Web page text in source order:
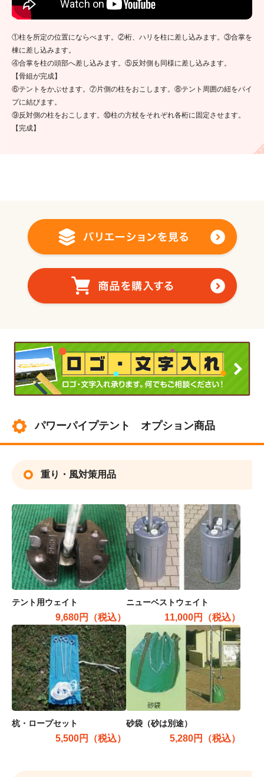
①柱を所定の位置にならべます。②桁、ハリを柱に差し込みます。③合掌を
棟に差し込みます。
④合掌を柱の頭部へ差し込みます。⑤反対側も同様に差し込みます。
【骨組が完成】
⑥テントをかぶせます。⑦片側の柱をおこします。⑧テント周囲の紐をパイ
プに結びます。
⑨反対側の柱をおこします。⑩柱の方杖をそれぞれ各桁に固定させます。
【完成】
パワーパイプテント オプション商品
重り・風対策用品
テント用ウェイト
9,680円（税込）
ニューベストウェイト
11,000円（税込）
杭・ロープセット
5,500円（税込）
砂袋（砂は別途）
5,280円（税込）